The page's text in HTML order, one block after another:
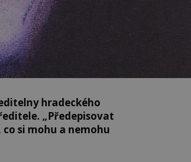
hradeckého
„Předepisovat
si mohu a nemohu